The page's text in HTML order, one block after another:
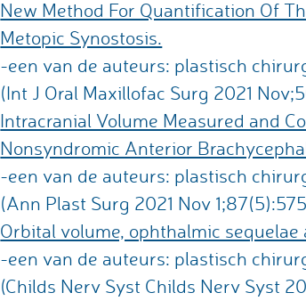
New Method For Quantification Of
Metopic Synostosis.
-een van de auteurs: plastisch
(Int J Oral Maxillofac Surg 2021
Intracranial Volume Measured and
Nonsyndromic Anterior
-een van de auteurs: plastisch
(Ann Plast Surg 2021 Nov
Orbital volume, ophthalmic
-een van de auteurs: plastisch
(Childs Nerv Syst Childs Nerv Syst